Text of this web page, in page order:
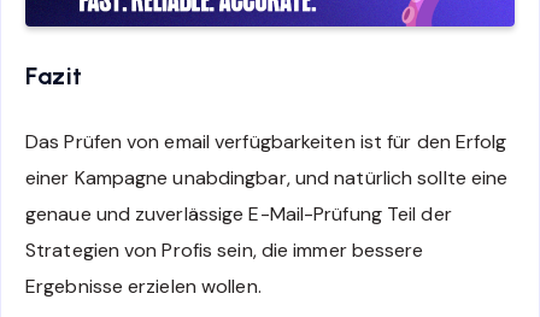
Fazit
Das Prüfen von email verfügbarkeiten ist für den Erfolg
einer Kampagne unabdingbar, und natürlich sollte eine
genaue und zuverlässige E-Mail-Prüfung Teil der
Strategien von Profis sein, die immer bessere
Ergebnisse erzielen wollen.